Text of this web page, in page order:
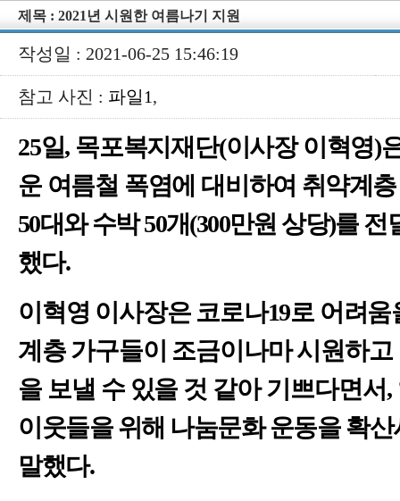
제목 : 2021년 시원한 여름나기 지원
작성일 : 2021-06-25 15:46:19
참고 사진 : 파일1,
25일, 목포복지재단(이사장 이혁영)
운 여름철 폭염에 대비하여 취약계
50대와 수박50개(300만원 상당)를 전
했다.
이혁영 이사장은 코로나19로 어려움
계층 가구들이 조금이나마 시원하고
을 보낼 수 있을 것 같아 기쁘다면서,
이웃들을 위해 나눔문화 운동을 확
말했다.